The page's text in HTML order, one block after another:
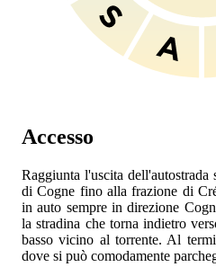
Accesso
Raggiunta l'uscita dell'autostrada
di Cogne fino alla frazione di
in auto sempre in direzione
la stradina che torna indietro
basso vicino al torrente. Al
dove si può comodamente